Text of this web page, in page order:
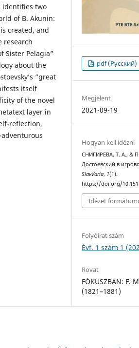
identifies two
of B. Akunin:
created, and
research
Sister Pelagia”
about the
“great
itself
of the novel
layer in
reflection,
pdf (Русский)
Megjelent
2021-09-19
Hogyan kell idézni
СНИГИРЕВА, Т. А., &
Достоевский в
SlavVaria, 1(1).
https://doi.org/
Idézet
Folyóirat szám
Évf. 1 szám 1
Rovat
FÓKUSZBAN: F.
(1821–1881)